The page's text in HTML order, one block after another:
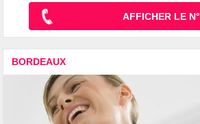
AFFICHER LE N°
BORDEAUX